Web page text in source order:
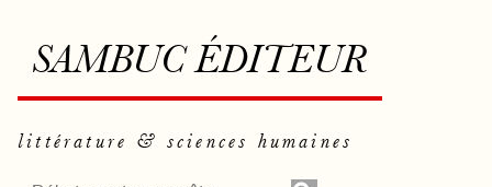
SAMBUC ÉDITEUR
littérature & sciences humaines